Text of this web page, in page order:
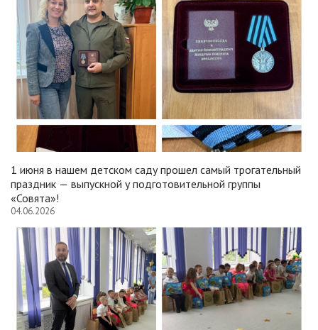
1 июня в нашем детском саду прошел самый трогательный
праздник — выпускной у подготовительной группы
«Совята»!
04.06.2026